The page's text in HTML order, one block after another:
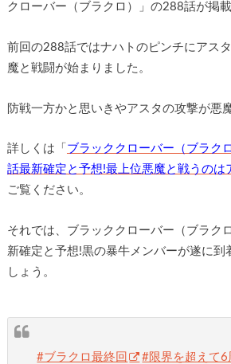
クローバー（ブラクロ）」の288話が掲載
前回の288話ではナハトのピンチにアス
魔と戦闘が始まりました。
防戦一方かと思いきやアスタの攻撃が悪
詳しくは「 ブラッククローバー（ブラク
話最新確定と予想!最上位悪魔と戦うのは
ご覧ください。
それでは、ブラッククローバー（ブラク
新確定と予想!黒の暴牛メンバーが遂に到
しょう。
#ブラクロ最終回 #限界を超えて6